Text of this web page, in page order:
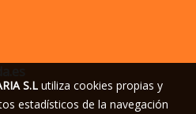
S.Lutiliza cookies propias y
estadísticos de la navegación